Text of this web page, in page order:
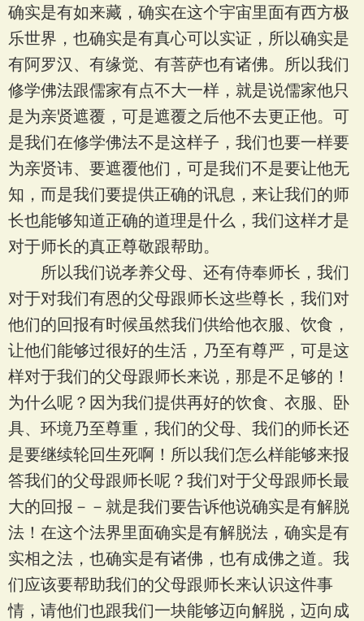
确实是有如来藏，确实在这个宇宙里面有西方极
乐世界，也确实是有真心可以实证，所以确实是
有阿罗汉、有缘觉、有菩萨也有诸佛。所以我们
修学佛法跟儒家有点不大一样，就是说儒家他只
是为亲贤遮覆，可是遮覆之后他不去更正他。可
是我们在修学佛法不是这样子，我们也要一样要
为亲贤讳、要遮覆他们，可是我们不是要让他无
知，而是我们要提供正确的讯息，来让我们的师
长也能够知道正确的道理是什么，我们这样才是
对于师长的真正尊敬跟帮助。
所以我们说孝养父母、还有侍奉师长，我们
对于对我们有恩的父母跟师长这些尊长，我们对
他们的回报有时候虽然我们供给他衣服、饮食，
让他们能够过很好的生活，乃至有尊严，可是这
样对于我们的父母跟师长来说，那是不足够的！
为什么呢？因为我们提供再好的饮食、衣服、卧
具、环境乃至尊重，我们的父母、我们的师长还
是要继续轮回生死啊！所以我们怎么样能够来报
答我们的父母跟师长呢？我们对于父母跟师长最
大的回报－－就是我们要告诉他说确实是有解脱
法！在这个法界里面确实是有解脱法，确实是有
实相之法，也确实是有诸佛，也有成佛之道。我
们应该要帮助我们的父母跟师长来认识这件事
情，请他们也跟我们一块能够迈向解脱，迈向成